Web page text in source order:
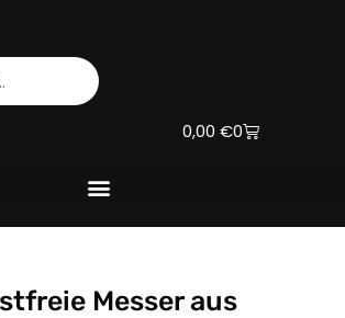
0,00 €0
Warenkorb
Messer aus